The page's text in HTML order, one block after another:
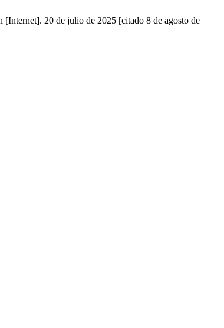
20 de julio de 2025 [citado 8 de agosto de